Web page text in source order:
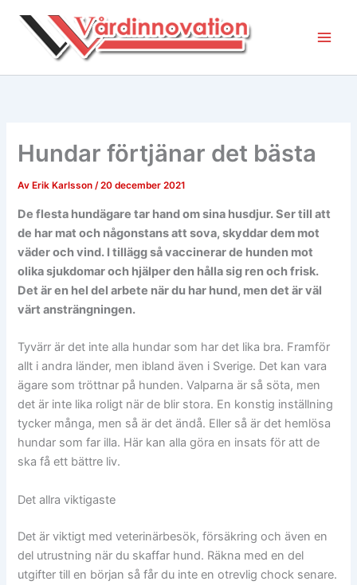
Hundar förtjänar det bästa
Av Erik Karlsson/20 december 2021
De flesta hundägare tar hand om sina husdjur. Ser till att
de har mat och någonstans att sova, skyddar dem mot
väder och vind. I tillägg så vaccinerar de hunden mot
olika sjukdomar och hjälper den hålla sig ren och frisk.
Det är en hel del arbete när du har hund, men det är väl
värt ansträngningen.
Tyvärr är det inte alla hundar som har det lika bra. Framför
allt i andra länder, men ibland även i Sverige. Det kan vara
ägare som tröttnar på hunden. Valparna är så söta, men
det är inte lika roligt när de blir stora. En konstig inställning
tycker många, men så är det ändå. Eller så är det hemlösa
hundar som far illa. Här kan alla göra en insats för att de
ska få ett bättre liv.
Det allra viktigaste
Det är viktigt med veterinärbesök, försäkring och även en
del utrustning när du skaffar hund. Räkna med en del
utgifter till en början så får du inte en otrevlig chock senare.